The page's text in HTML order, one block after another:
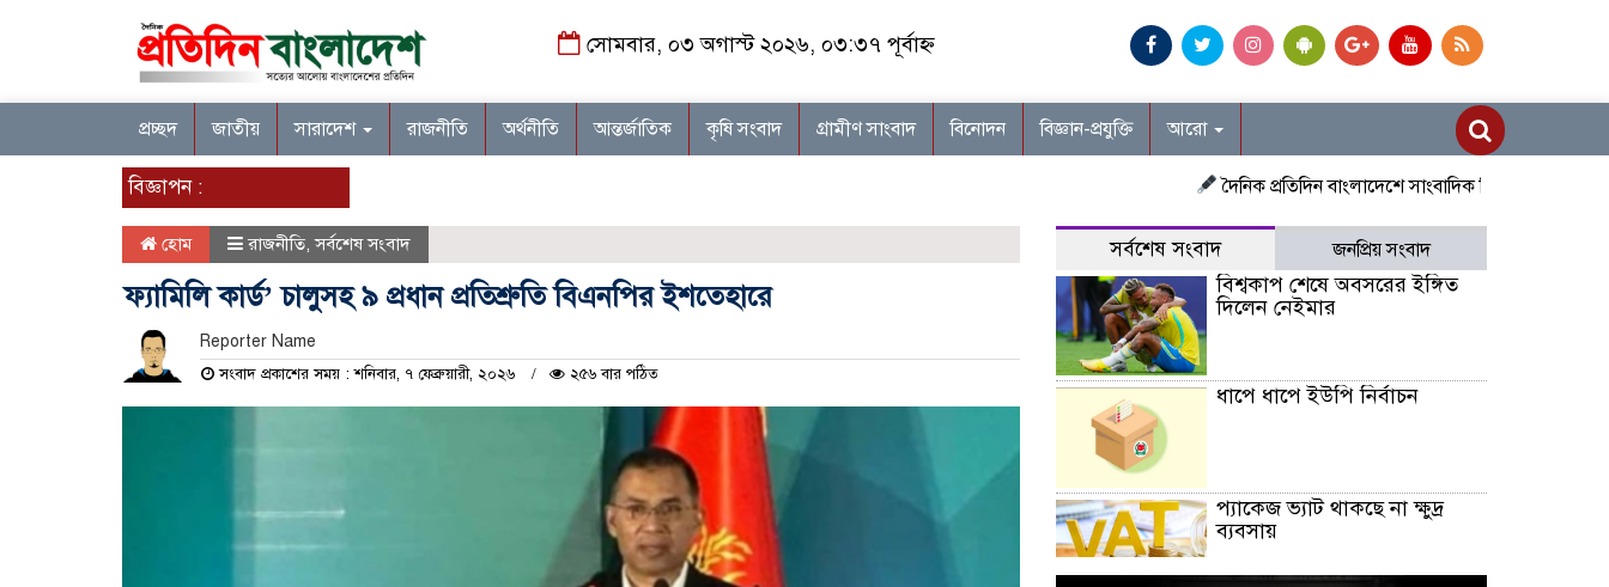
সোমবার, ০৩ অগাস্ট ২০২৬, ০৩:৩৭ পূর্বাহ্ন
প্রচ্ছদ জাতীয় সারাদেশ রাজনীতি অর্থনীতি আন্তর্জাতিক কৃষি সংবাদ গ্রামীণ সাংবাদ বিনোদন বিজ্ঞান-প্রযুক্তি আরো
বিজ্ঞাপন : দৈনিক প্রতিদিন বাংলাদেশে সাংবাদিক নিয়োগ চলছে দেশজুড়ে
হোম রাজনীতি,সর্বশেষ সংবাদ
ফ্যামিলি কার্ড’ চালুসহ ৯ প্রধান প্রতিশ্রুতি বিএনপির ইশতেহারে
Reporter Name
সংবাদ প্রকাশের সময় : শনিবার, ৭ ফেব্রুয়ারী, ২০২৬ ২৫৬ বার পঠিত
সর্বশেষ সংবাদ জনপ্রিয় সংবাদ
বিশ্বকাপ শেষে অবসরের ইঙ্গিত
দিলেন নেইমার
ধাপে ধাপে ইউপি নির্বাচন
প্যাকেজ ভ্যাট থাকছে না ক্ষুদ্র
ব্যবসায়